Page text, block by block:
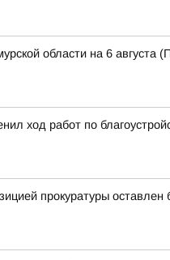
области на 6 августа
ход работ по
прокуратуры